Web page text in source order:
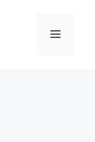
메